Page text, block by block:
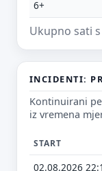
6+
Ukupno sati
INCIDENTI:
Kontinuirani
iz vremena
START
02.08.2026
E-mail
Ne moraš upisati